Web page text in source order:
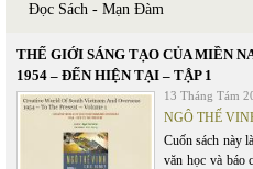
Đọc Sách - Mạn Đàm
THẾ GIỚI SÁNG TẠO CỦA MIỀN
1954 – ĐẾN HIỆN TẠI – TẬP 1
13 Tháng Tám
NGÔ THẾ
Cuốn sách này
văn học và báo